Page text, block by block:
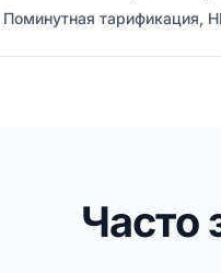
Поминутная тарификация,
Часто